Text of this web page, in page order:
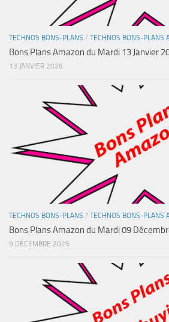
TECHNOS BONS-PLANS / TECHNOS BONS-PLANS
Bons Plans Amazon du Mardi 13 Janvier
13 JANVIER 2026
TECHNOS BONS-PLANS / TECHNOS BONS-PLANS
Bons Plans Amazon du Mardi 09
9 DÉCEMBRE 2025